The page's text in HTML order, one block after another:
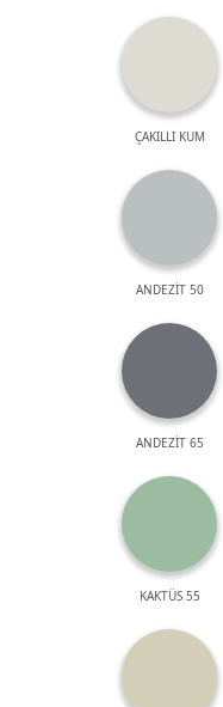
ÇAKILLI KUM
ANDEZİT 50
ANDEZİT 65
KAKTÜS 55